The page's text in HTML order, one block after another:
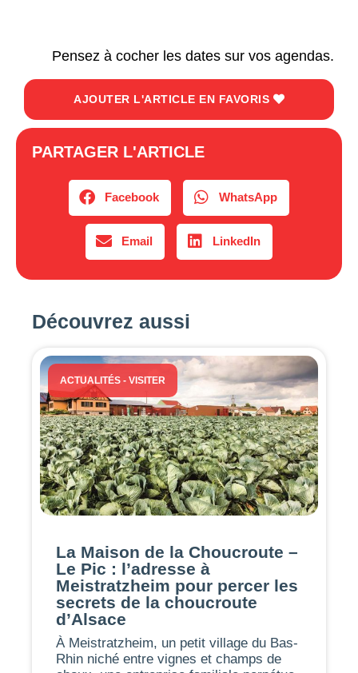
Pensez à cocher les dates sur vos agendas.
AJOUTER L'ARTICLE EN FAVORIS
PARTAGER L'ARTICLE
Facebook WhatsApp
Email LinkedIn
Découvrez aussi
ACTUALITÉS - VISITER
La Maison de la Choucroute –
Le Pic : l’adresse à
Meistratzheim pour percer les
secrets de la choucroute
d’Alsace
À Meistratzheim, un petit village du Bas-
Rhin niché entre vignes et champs de